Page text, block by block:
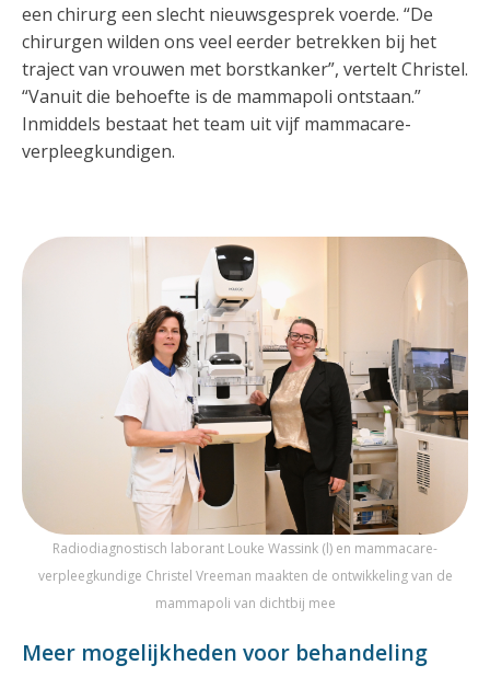
een chirurg een slecht nieuwsgesprek voerde. “De
chirurgen wilden ons veel eerder betrekken bij het
traject van vrouwen met borstkanker”, vertelt Christel.
“Vanuit die behoefte is de mammapoli ontstaan.”
Inmiddels bestaat het team uit vijf mammacare-
verpleegkundigen.
Radiodiagnostisch laborant Louke Wassink (l) en mammacare-
verpleegkundige Christel Vreeman maakten de ontwikkeling van de
mammapoli van dichtbij mee
Meer mogelijkheden voor behandeling